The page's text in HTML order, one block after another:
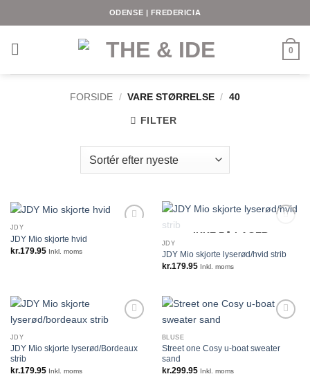
ODENSE | FREDERICIA
0
FORSIDE / VARE STØRRELSE / 40
FILTER
JDY
JDY Mio skjorte hvid
kr.179.95 Inkl. moms
IKKE PÅ LAGER
JDY
JDY Mio skjorte lyserød/hvid strib
kr.179.95 Inkl. moms
JDY
JDY Mio skjorte lyserød/Bordeaux
strib
kr.179.95 Inkl. moms
BLUSE
Street one Cosy u-boat sweater
sand
kr.299.95 Inkl. moms